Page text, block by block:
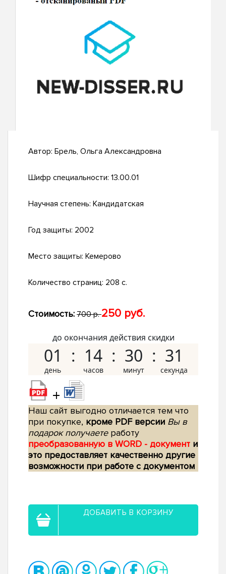
Автор: Брель, Ольга Александровна
Шифр специальности: 13.00.01
Научная степень: Кандидатская
Год защиты: 2002
Место защиты: Кемерово
Количество страниц: 208 с.
Стоимость: 700 р.250 руб.
до окончания действия скидки
01 14 30 30
+
Наш сайт выгодно отличается тем что
при покупке, кроме PDF версии Вы в
подарок получаетеработу
преобразованную в WORD - документ и
это предоставляет качественно другие
возможности при работе с документом
ДОБАВИТЬ В КОРЗИНУ